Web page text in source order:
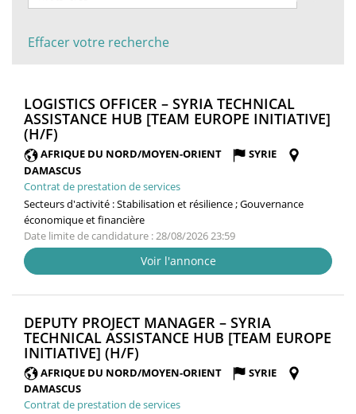
Effacer votre recherche
LOGISTICS OFFICER – SYRIA TECHNICAL
ASSISTANCE HUB [TEAM EUROPE INITIATIVE]
(H/F)
FENÊTRE)
AFRIQUE DU NORD/MOYEN-ORIENT
SYRIE
DAMASCUS
Contrat de prestation de services
Secteurs d'activité :Stabilisation et résilience ; Gouvernance
économique et financière
Date limite de candidature : 28/08/2026 23:59
Voir l'annonce
DEPUTY PROJECT MANAGER – SYRIA
TECHNICAL ASSISTANCE HUB [TEAM EUROPE
INITIATIVE] (H/F)
FENÊTRE)
AFRIQUE DU NORD/MOYEN-ORIENT
SYRIE
DAMASCUS
Contrat de prestation de services